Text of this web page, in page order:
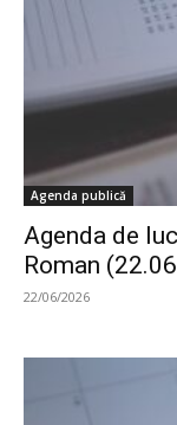
Agenda publică
Agenda de
Roman
22/06/2026